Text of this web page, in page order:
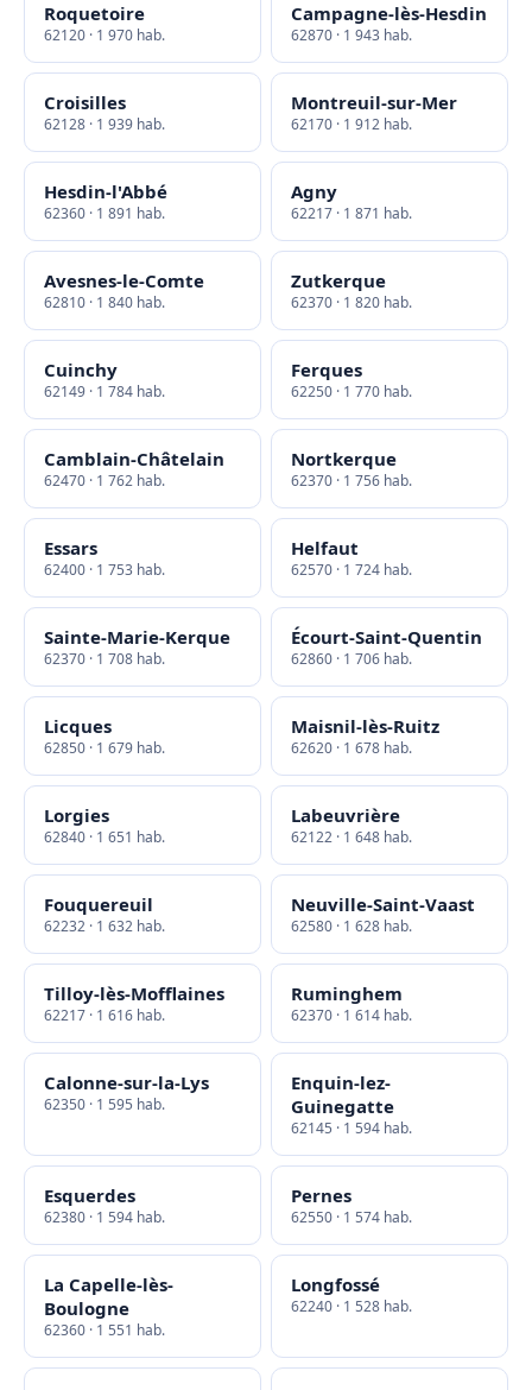
Roquetoire
62120 · 1 970 hab.
Campagne-lès-Hesdin
62870 · 1 943 hab.
Croisilles
62128 · 1 939 hab.
Montreuil-sur-Mer
62170 · 1 912 hab.
Hesdin-l'Abbé
62360 · 1 891 hab.
Agny
62217 · 1 871 hab.
Avesnes-le-Comte
62810 · 1 840 hab.
Zutkerque
62370 · 1 820 hab.
Cuinchy
62149 · 1 784 hab.
Ferques
62250 · 1 770 hab.
Camblain-Châtelain
62470 · 1 762 hab.
Nortkerque
62370 · 1 756 hab.
Essars
62400 · 1 753 hab.
Helfaut
62570 · 1 724 hab.
Sainte-Marie-Kerque
62370 · 1 708 hab.
Écourt-Saint-Quentin
62860 · 1 706 hab.
Licques
62850 · 1 679 hab.
Maisnil-lès-Ruitz
62620 · 1 678 hab.
Lorgies
62840 · 1 651 hab.
Labeuvrière
62122 · 1 648 hab.
Fouquereuil
62232 · 1 632 hab.
Neuville-Saint-Vaast
62580 · 1 628 hab.
Tilloy-lès-Mofflaines
62217 · 1 616 hab.
Ruminghem
62370 · 1 614 hab.
Calonne-sur-la-Lys
62350 · 1 595 hab.
Enquin-lez-
Guinegatte
62145 · 1 594 hab.
Esquerdes
62380 · 1 594 hab.
Pernes
62550 · 1 574 hab.
La Capelle-lès-
Boulogne
62360 · 1 551 hab.
Longfossé
62240 · 1 528 hab.